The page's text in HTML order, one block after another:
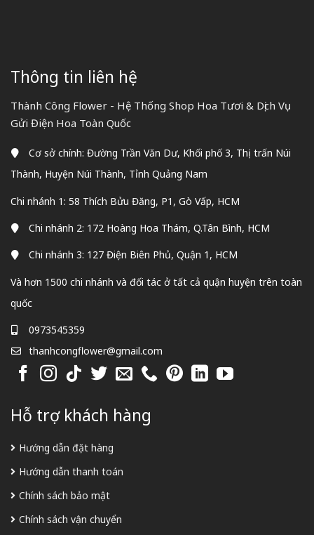
Thông tin liên hệ
Thành Công Flower - Hệ Thống Shop Hoa Tươi & Dịch Vụ
Gửi Điện Hoa Toàn Quốc
Cơ sở chính: Đường Trần Văn Dư, Khối phố 3, Thị trấn Núi
Thành, Huyện Núi Thành, Tỉnh Quảng Nam
Chi nhánh 1: 58 Thích Bửu Đăng, P1, Gò Vấp, HCM
Chi nhánh 2: 172 Hoàng Hoa Thám, Q.Tân Bình, HCM
Chi nhánh 3: 127 Điện Biên Phủ, Quận 1, HCM
Và hơn 1500 chi nhánh và đối tác ở tất cả quận huyện trên toàn
quốc
0973545359
thanhcongflower@gmail.com
Hỗ trợ khách hàng
Hướng dẫn đặt hàng
Hướng dẫn thanh toán
Chính sách bảo mật
Chính sách vận chuyển